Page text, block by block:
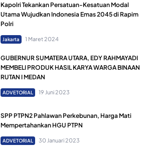
Kapolri Tekankan Persatuan-Kesatuan Modal
Utama Wujudkan Indonesia Emas 2045 di Rapim
Polri
Jakarta 1 Maret 2024
GUBERNUR SUMATERA UTARA, EDY RAHMAYADI
MEMBELI PRODUK HASIL KARYA WARGA BINAAN
RUTAN I MEDAN
ADVETORIAL 19 Juni 2023
SPP PTPN2 Pahlawan Perkebunan, Harga Mati
Mempertahankan HGU PTPN
ADVETORIAL 30 Januari 2023